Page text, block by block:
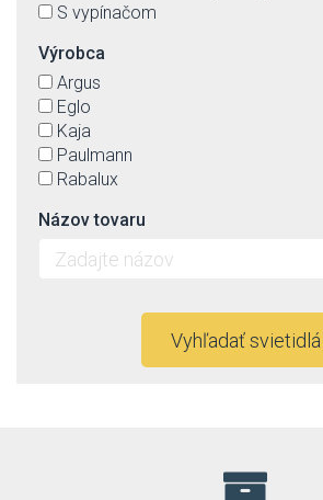
S vypínačom
Výrobca
Argus
Eglo
Kaja
Paulmann
Rabalux
Názov tovaru
Vyhľadať svietidlá